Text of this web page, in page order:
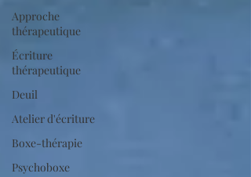
Approche
thérapeutique
Écriture
thérapeutique
Deuil
Atelier d'écriture
Boxe-thérapie
Psychoboxe